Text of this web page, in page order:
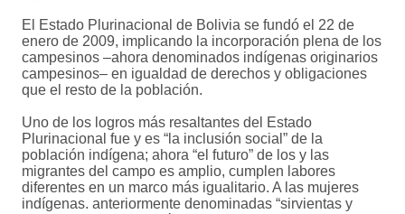
El Estado Plurinacional de Bolivia se fundó el 22 de
enero de 2009, implicando la incorporación plena de los
campesinos –ahora denominados indígenas originarios
campesinos– en igualdad de derechos y obligaciones
que el resto de la población.
Uno de los logros más resaltantes del Estado
Plurinacional fue y es “la inclusión social” de la
población indígena; ahora “el futuro” de los y las
migrantes del campo es amplio, cumplen labores
diferentes en un marco más igualitario. A las mujeres
indígenas. anteriormente denominadas “sirvientas y